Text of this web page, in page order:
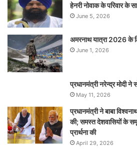
हेनरी नोवाक के परिवार के
June 5, 2026
अमरनाथ यात्रा 2026 के
June 1, 2026
प्रधानमंत्री नरेन्‍द्र मोदी ने
May 11, 2026
प्रधानमंत्री ने बाबा
की; समस्‍त देशवासियों के
प्रार्थना की
April 29, 2026